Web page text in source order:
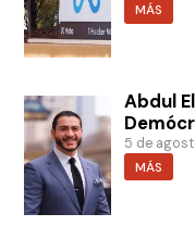
MÁS
Abdul
5 de
MÁS